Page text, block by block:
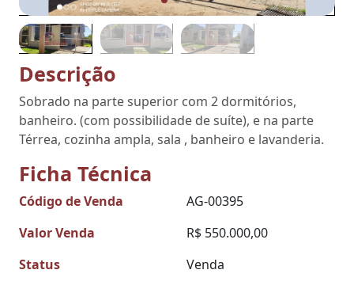
Descrição
Sobrado na parte superior com 2 dormitórios,
banheiro. (com possibilidade de suíte), e na parte
Térrea, cozinha ampla, sala , banheiro e lavanderia.
Ficha Técnica
Código de Venda
AG-00395
Valor Venda
R$ 550.000,00
Status
Venda